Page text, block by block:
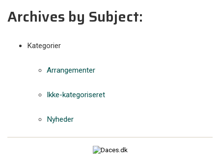
Archives by Subject:
Kategorier
Arrangementer
Ikke-kategoriseret
Nyheder